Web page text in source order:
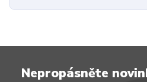
Nepropásněte